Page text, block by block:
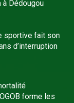
Dédougou
sportive fait son
d’interruption
forme les